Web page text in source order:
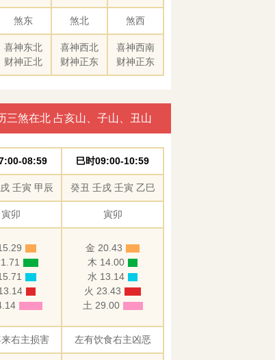
煞东 煞北 煞西
喜神东北
财神正北
喜神西北
财神正东
喜神西南
财神正东
三煞在北 占亥山、子山、丑山
08:59 巳时09:00-10:59
壬寅 甲辰 癸丑 壬戌 壬寅 乙巳
寅卯 寅卯
金 20.43
木 14.00
水 13.14
火 23.43
土 29.00
右主损害 左有饮食右主凶恶